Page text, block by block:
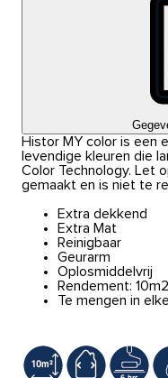
Histor MY color is een
levendige kleuren die
Color Technology. Let
gemaakt en is niet te
Extra dekkend
Extra Mat
Reinigbaar
Geurarm
Oplosmiddelvrij
Rendement:
Te mengen in